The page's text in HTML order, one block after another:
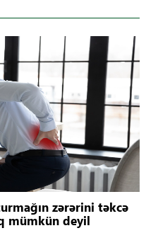
zərərini təkcə
mümkün deyil